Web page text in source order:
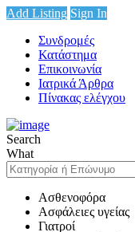
Add Listing Sign In
Συνδρομές
Κατάστημα
Επικοινωνία
Ιατρικά Άρθρα
Πίνακας ελέγχου
Search
What
Ασθενοφόρα
Ασφάλειες υγείας
Γιατροί